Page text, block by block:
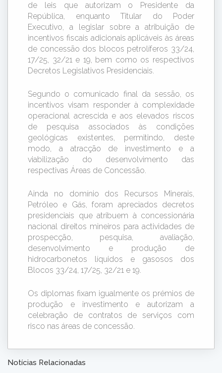
de leis que autorizam o Presidente da
República, enquanto Titular do Poder
Executivo, a legislar sobre a atribuição de
incentivos fiscais adicionais aplicáveis às áreas
de concessão dos blocos petrolíferos 33/24,
17/25, 32/21 e 19, bem como os respectivos
Decretos Legislativos Presidenciais.
Segundo o comunicado final da sessão, os
incentivos visam responder à complexidade
operacional acrescida e aos elevados riscos
de pesquisa associados às condições
geológicas existentes, permitindo, deste
modo, a atracção de investimento e a
viabilização do desenvolvimento das
respectivas Áreas de Concessão.
Ainda no domínio dos Recursos Minerais,
Petróleo e Gás, foram apreciados decretos
presidenciais que atribuem à concessionária
nacional direitos mineiros para actividades de
prospecção, pesquisa, avaliação,
desenvolvimento e produção de
hidrocarbonetos líquidos e gasosos dos
Blocos 33/24, 17/25, 32/21 e 19.
Os diplomas fixam igualmente os prémios de
produção e investimento e autorizam a
celebração de contratos de serviços com
risco nas áreas de concessão.
Notícias Relacionadas